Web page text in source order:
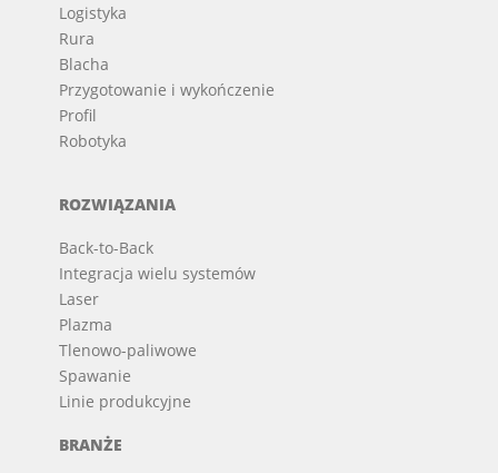
Logistyka
Rura
Blacha
Przygotowanie i wykończenie
Profil
Robotyka
ROZWIĄZANIA
Back-to-Back
Integracja wielu systemów
Laser
Plazma
Tlenowo-paliwowe
Spawanie
Linie produkcyjne
BRANŻE